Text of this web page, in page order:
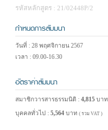
รหัสหลักสูตร : 21/02448P/2
กำหนดการสัมมนา
วันที่ : 28 พฤศจิกายน 2567
เวลา : 09.00-16.30
อัตราค่าสัมมนา
สมาชิกวารสารธรรมนิติ : 4,815 บาท
บุคคลทั่วไป : 5,564 บาท ( รวม VAT )